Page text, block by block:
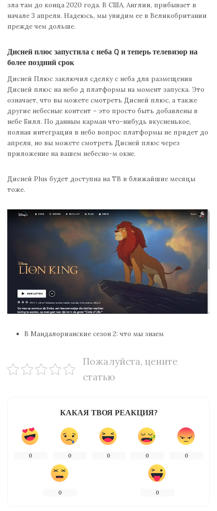
зла там до конца 2020 года. В США, Англии, прибывает в
начале 3 апреля. Надеюсь, мы увидим ее в Великобритании
прежде чем дольше.
Дисней плюс запустила с неба Q и теперь телевизор на
более поздний срок
Дисней Плюс заключил сделку с неба для размещения
Дисней плюс на небо д платформы на момент запуска. Это
означает, что вы можете смотреть Дисней плюс, а также
другие небесные контент – это просто быть добавлены в
небе Билл. По данным карман что-нибудь вкусненькое,
полная интеграция в небо вопрос платформы не придет до
апреля, но вы можете смотреть Дисней плюс через
приложение на вашем небесно-м окне.
Дисней Plus будет доступна на ТВ в ближайшие месяцы
тоже.
В Мандалорианские сезон 2: что мы знаем
Пожалуйста, цените
статью
КАКАЯ ТВОЯ РЕАКЦИЯ?
0 0 0 0 0
0 0